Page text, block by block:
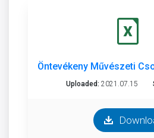
Öntevékeny Művészeti
Uploaded: 2021.07.15